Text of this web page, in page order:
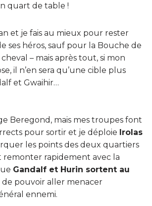
quart de table !
et je fais au mieux pour rester
ses héros, sauf pour la Bouche de
– mais après tout, si mon
il n’en sera qu’une cible plus
et Gwaihir…
Beregond, mais mes troupes font
pour sortir et je déploie Irolas
les points des deux quartiers
rapidement avec la
Gandalf et Hurin sortent au
de pouvoir aller menacer
ennemi.